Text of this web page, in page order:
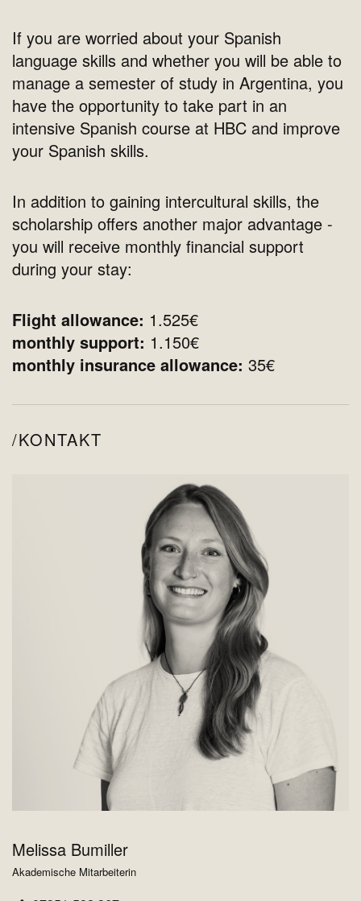
If you are worried about your Spanish
language skills and whether you will be able to
manage a semester of study in Argentina, you
have the opportunity to take part in an
intensive Spanish course at HBC and improve
your Spanish skills.
In addition to gaining intercultural skills, the
scholarship offers another major advantage -
you will receive monthly financial support
during your stay:
Flight allowance: 1.525€
monthly support: 1.150€
monthly insurance allowance: 35€
KONTAKT
Melissa Bumiller
Akademische Mitarbeiterin